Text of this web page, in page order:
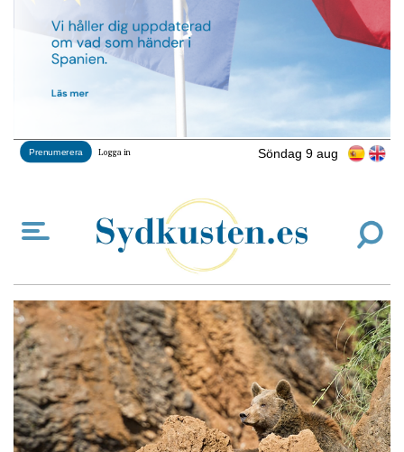
Söndag 9 aug
Prenumerera Logga in